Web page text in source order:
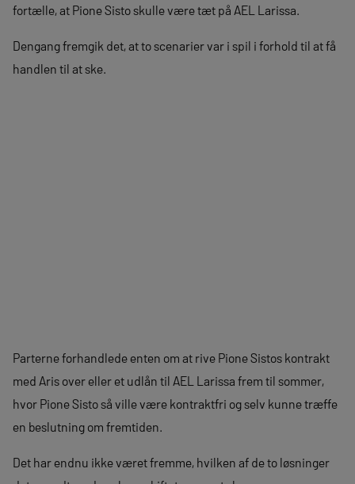
fortælle, at Pione Sisto skulle være tæt på AEL Larissa.
Dengang fremgik det, at to scenarier var i spil i forhold til at få
handlen til at ske.
Parterne forhandlede enten om at rive Pione Sistos kontrakt
med Aris over eller et udlån til AEL Larissa frem til sommer,
hvor Pione Sisto så ville være kontraktfri og selv kunne træffe
en beslutning om fremtiden.
Det har endnu ikke været fremme, hvilken af de to løsninger